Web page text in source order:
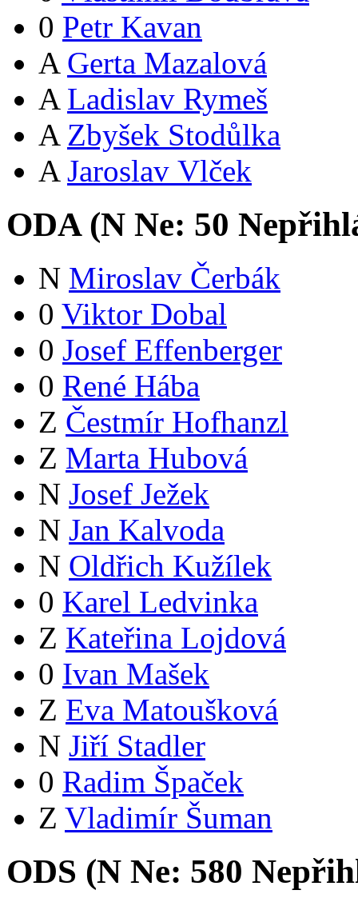
0 Petr Kavan
A Gerta Mazalová
A Ladislav Rymeš
A Zbyšek Stodůlka
A Jaroslav Vlček
ODA (N Ne: 50
N Miroslav Čerbák
0 Viktor Dobal
0 Josef Effenberger
0 René Hába
Z Čestmír Hofhanzl
Z Marta Hubová
N Josef Ježek
N Jan Kalvoda
N Oldřich Kužílek
0 Karel Ledvinka
Z Kateřina Lojdová
0 Ivan Mašek
Z Eva Matoušková
N Jiří Stadler
0 Radim Špaček
Z Vladimír Šuman
ODS (N Ne: 580